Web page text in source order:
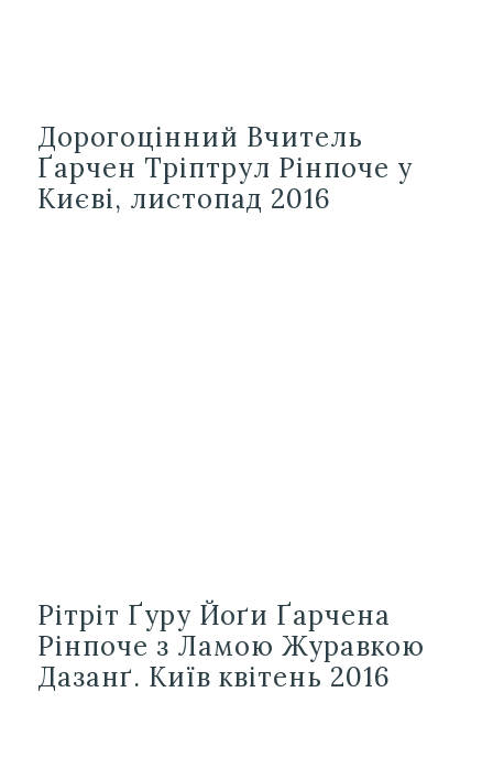
Дорогоцінний Вчитель
Ґарчен Тріптрул Рінпоче у
Києві, листопад 2016
Рітріт Ґуру Йоґи Ґарчена
Рінпоче з Ламою Журавкою
Дазанґ. Київ квітень 2016